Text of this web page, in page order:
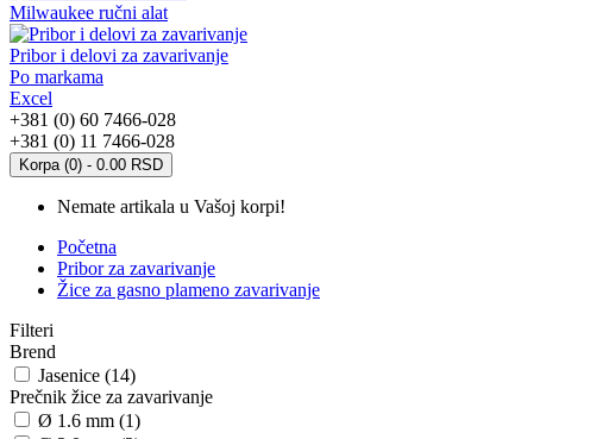
Milwaukee ručni alat
Pribor i delovi za zavarivanje
Po markama
Excel
+381 (0) 60 7466-028
+381 (0) 11 7466-028
Korpa (0) - 0.00 RSD
Nemate artikala u Vašoj korpi!
Početna
Pribor za zavarivanje
Žice za gasno plameno zavarivanje
Filteri
Brend
Jasenice (14)
Prečnik žice za zavarivanje
Ø 1.6 mm (1)